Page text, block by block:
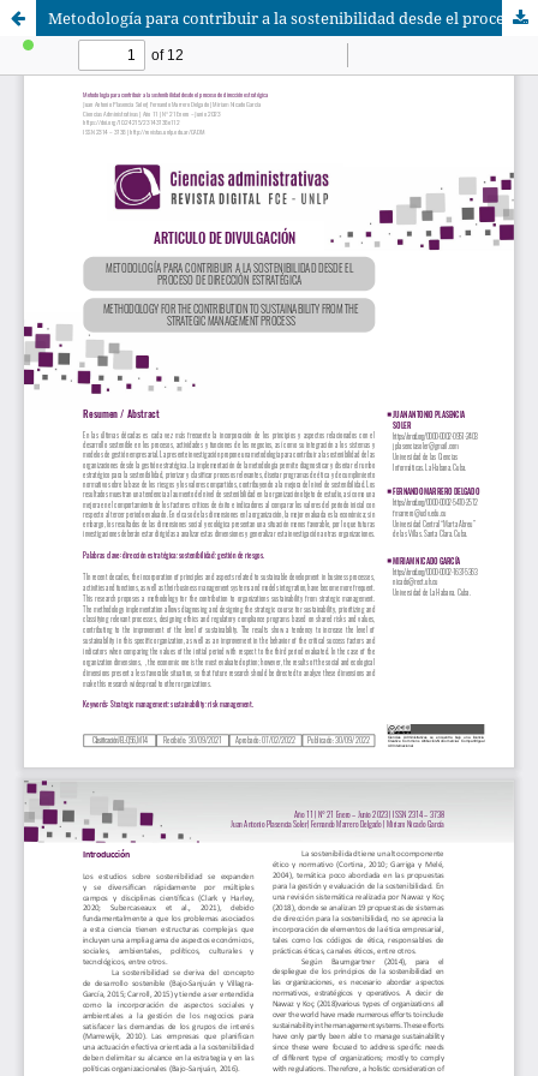
Metodología para contribuir a la sostenibilidad desde el proceso de dirección estratégica